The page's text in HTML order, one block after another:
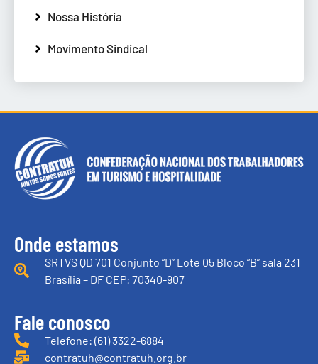
Nossa História
Movimento Sindical
Onde estamos
SRTVS QD 701 Conjunto “D” Lote 05 Bloco “B” sala 231
Brasília – DF CEP: 70340-907
Fale conosco
Telefone: (61) 3322-6884
contratuh@contratuh.org.br